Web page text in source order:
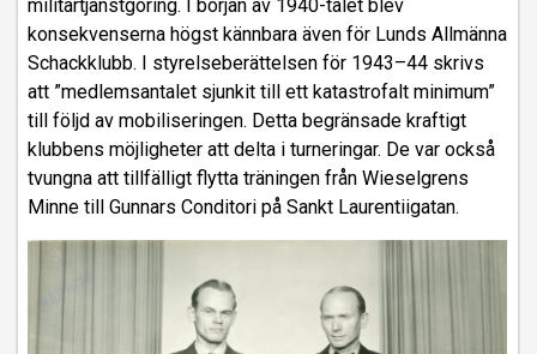
militärtjänstgöring. I början av 1940-talet blev
konsekvenserna högst kännbara även för Lunds Allmänna
Schackklubb. I styrelseberättelsen för 1943–44 skrivs
att ”medlemsantalet sjunkit till ett katastrofalt minimum”
till följd av mobiliseringen. Detta begränsade kraftigt
klubbens möjligheter att delta i turneringar. De var också
tvungna att tillfälligt flytta träningen från Wieselgrens
Minne till Gunnars Conditori på Sankt Laurentiigatan.